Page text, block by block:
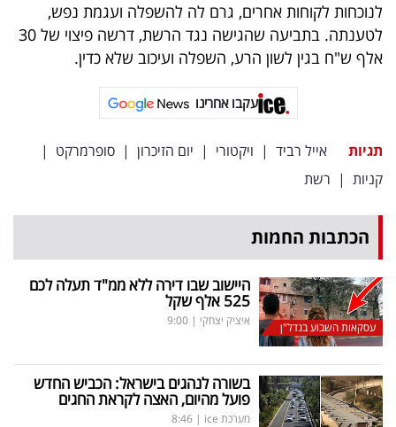
פרסמו
באייס
לנוכחות לקוחות אחרים, גרם לה להשפלה ועגמת נפש,
לטענתה. בתביעה שהגישה נגד הרשת, דרשה פיצוי של 30
אלף ש"ח בגין לשון הרע, השפלה ועיכוב שלא כדין.
עקבו אחרינו
תגיות אייל רביד | ויקטורי | יום הזיכרון | סופרמרקט |
קניות | רשת
הכתבות החמות
עסקאות השבוע בנדל"ן
היישוב שבו דירה ללא ממ"ד תעלה לכם
525 אלף שקל
איציק יצחקי |
9:00
בשורה לנהגים בישראל: הכביש החדש
פועל מהיום, האצה לקראת החגים
מערכת ice |
8:46